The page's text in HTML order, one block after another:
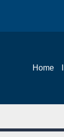
Home